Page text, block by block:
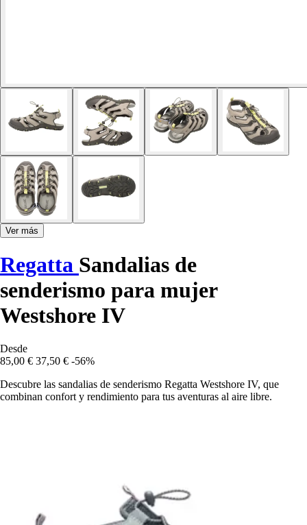
Ver más
Regatta Sandalias de
senderismo para mujer
Westshore IV
Desde
85,00 € 37,50 € -56%
Descubre las sandalias de senderismo Regatta Westshore IV, que
combinan confort y rendimiento para tus aventuras al aire libre.